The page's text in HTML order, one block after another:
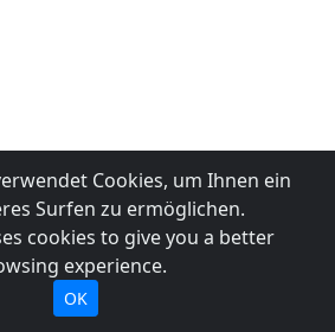
Cookies, um Ihnen ein
Surfen zu ermöglichen.
cookies to give you a better
experience.
OK